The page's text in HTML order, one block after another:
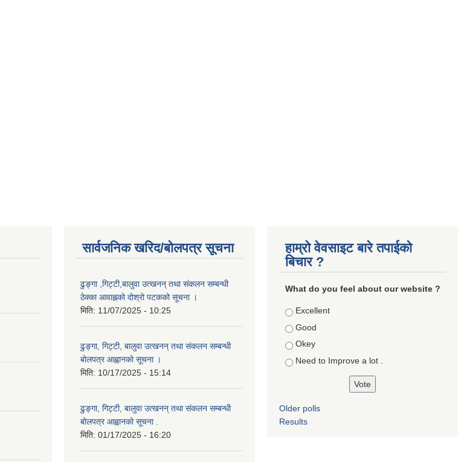
सार्वजनिक खरिद/बोलपत्र सूचना
ढुङ्गा ,गिट्टी,बालुवा उत्खनन् तथा संकलन सम्बन्धी
ठेक्का आवाह्नको दोश्रो पटकको सूचना ।
मिति: 11/07/2025 - 10:25
ढुङ्गा, गिट्टी, बालुवा उत्खनन् तथा संकलन सम्बन्धी
बोलपत्र आह्वानको सूचना ।
मिति: 10/17/2025 - 15:14
ढुङ्गा, गिट्टी, बालुवा उत्खनन् तथा संकलन सम्बन्धी
बोलपत्र आह्वानको सूचना .
मिति: 01/17/2025 - 16:20
हाम्रो वेवसाइट बारे तपाईको
बिचार ?
What do you feel about our website ?
Choices
Excellent
Good
Okey
Need to Improve a lot .
Older polls
Results